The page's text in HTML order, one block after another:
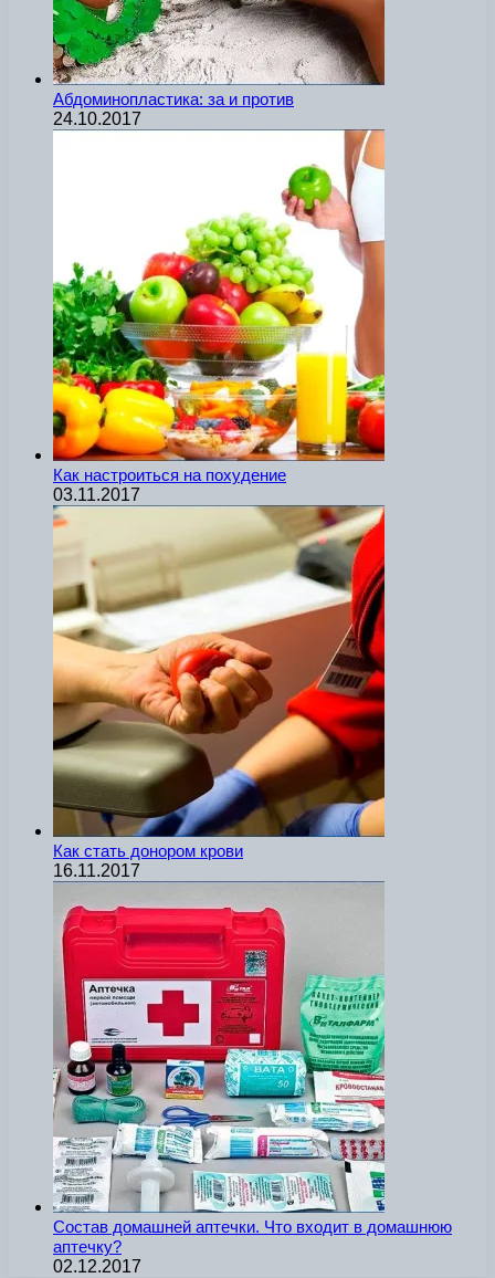
Абдоминопластика: за и против
24.10.2017
Как настроиться на похудение
03.11.2017
Как стать донором крови
16.11.2017
Состав домашней аптечки. Что входит в домашнюю
аптечку?
02.12.2017